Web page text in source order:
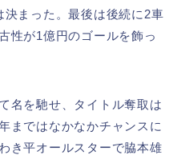
まった。最後は後続に2車
性が1億円のゴールを飾っ
名を馳せ、タイトル奪取は
まではなかなかチャンスに
き平オールスターで脇本雄